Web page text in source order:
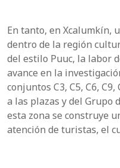
En tanto, en Xcalumkín,
dentro de la región
del estilo Puuc, la labor
avance en la
conjuntos C3, C5, C6,
a las plazas y del Grupo
esta zona se construye
atención de turistas, el